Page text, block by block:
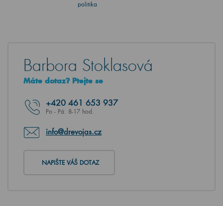
politika
Barbora Stoklasová
Máte dotaz? Ptejte se
+420 461 653 937
Po - Pá: 8-17 hod.
info@drevojas.cz
NAPIŠTE VÁŠ DOTAZ